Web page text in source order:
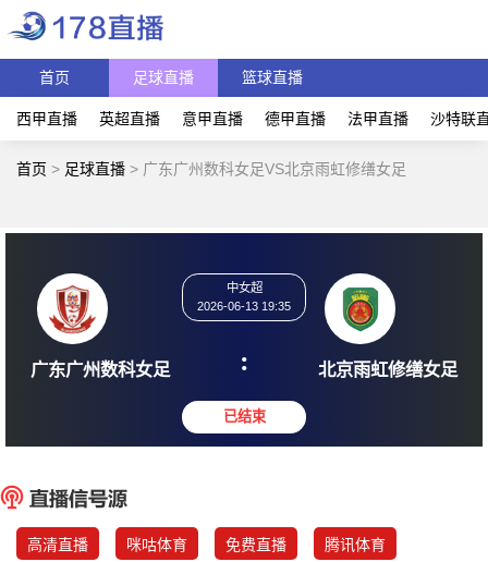
首页 足球直播 篮球直播
西甲直播 英超直播 意甲直播 德甲直播 法甲直播 沙特联
首页 > 足球直播 > 广东广州数科女足VS北京雨虹修缮女足
广东广州数科女足
2026-06-13 19:35
: 北京雨虹
高清直播 咪咕体育 免费直播 腾讯体育